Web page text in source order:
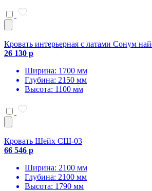
Кровать интерьерная с латами Сонум
26 130 р
Ширина: 1700 мм
Глубина: 2150 мм
Высота: 1100 мм
Кровать Шейх СШ-03
66 546 р
Ширина: 2100 мм
Глубина: 2100 мм
Высота: 1790 мм